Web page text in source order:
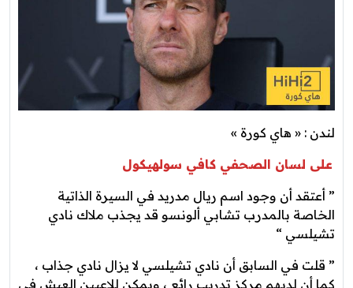
لندن : « هاي كورة »
على لسان الصحفي كافي سولهيكول
” أعتقد أن وجود اسم ريال مدريد في السيرة الذاتية
الخاصة بالمدرب تشابي ألونسو قد يجذب ملاك نادي
تشيلسي “
” قلت في السابق أن نادي تشيلسي لا يزال نادي جذاب ،
كما أن لديهم مركز تدريب رائع ، ويمكن للاعبين العيش في